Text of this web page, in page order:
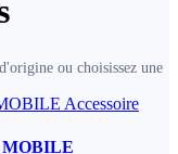
ou choisissez une
Accessoire
MOBILE